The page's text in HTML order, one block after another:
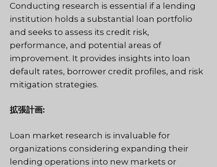
Conducting research is essential if a lending
institution holds a substantial loan portfolio
and seeks to assess its credit risk,
performance, and potential areas of
improvement. It provides insights into loan
default rates, borrower credit profiles, and risk
mitigation strategies.
拡張計画:
Loan market research is invaluable for
organizations considering expanding their
lending operations into new markets or